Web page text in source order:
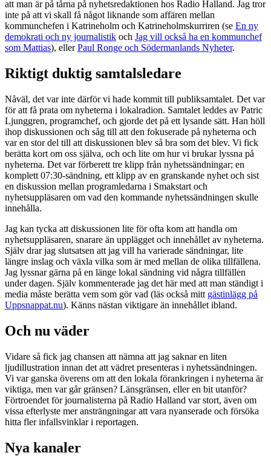
att man är på tårna på nyhetsredaktionen hos Radio Halland. Jag tror
inte på att vi skall få något liknande som affären mellan
kommunchefen i Katrineholm och Katrineholmskurriren (se En ny
demokrati och ny journalistik och Jag vill också ha en kommunchef
som Mattias), ellerPaul Ronge och Södermanlands Nyheter.
Riktigt duktig samtalsledare
Nåväl, det var inte därför vi hade kommit till publiksamtalet. Det var
för att få prata om nyheterna i lokalradion. Samtalet leddes av Patric
Ljunggren, programchef, och gjorde det på ett lysande sätt. Han höll
ihop diskussionen och såg till att den fokuserade på nyheterna och
var en stor del till att diskussionen blev så bra som det blev. Vi fick
berätta kort om oss själva, och och lite om hur vi brukar lyssna på
nyheterna. Det var förberett tre klipp från nyhetssändningar; en
komplett 07:30-sändning, ett klipp av en granskande nyhet och sist
en diskussion mellan programledarna i Smakstart och
nyhetsuppläsaren om vad den kommande nyhetssändningen skulle
innehålla.
Jag kan tycka att diskussionen lite för ofta kom att handla om
nyhetsuppläsaren, snarare än upplägget och innehållet av nyheterna.
Själv drar jag slutsatsen att jag vill ha varierade sändningar, lite
längre inslag och växla vilka som är med mellan de olika tillfällena.
Jag lyssnar gärna på en länge lokal sändning vid några tillfällen
under dagen. Själv kommenterade jag det här med att man ständigt i
media måste berätta vem som gör vad (läs också mitt gästinlägg på
Uppsnappat.nu). Känns nästan viktigare än innehållet ibland.
Och nu väder
Vidare så fick jag chansen att nämna att jag saknar en liten
ljudillustration innan det att vädret presenteras i nyhetssändningen.
Vi var ganska överens om att den lokala förankringen i nyheterna är
viktiga, men var går gränsen? Länsgränsen, eller en bit utanför?
Förtroendet för journalisterna på Radio Halland var stort, även om
vissa efterlyste mer ansträngningar att vara nyanserade och försöka
hitta fler infallsvinklar i reportagen.
Nya kanaler